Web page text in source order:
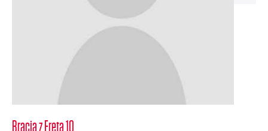
Bracia z Freta 10